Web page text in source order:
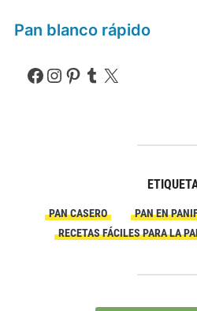
Pan blanco rápido
Facebook
Instagram
Pinterest
Tumblr
X
PAN CASERO
PAN EN
RECETAS FÁCILES PARA LA